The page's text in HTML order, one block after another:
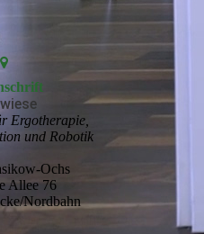
Ergotherapie,
und Robotik
Ochs
Allee 76
Nordbahn